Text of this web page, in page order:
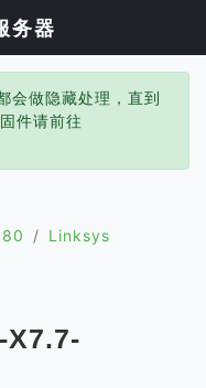
务器
会做隐藏处理，直到
件请前往
Linksys
X7.7-